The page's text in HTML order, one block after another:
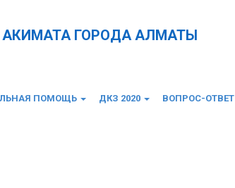
АКИМАТА ГОРОДА АЛМАТЫ
ПОМОЩЬ ДКЗ 2020 ВОПРОС-ОТВЕТ